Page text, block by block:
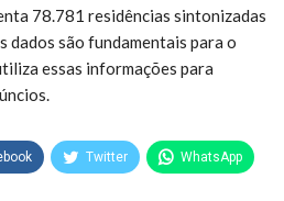
78.781 residências sintonizadas
dados são fundamentais para o
essas informações para
Twitter WhatsApp